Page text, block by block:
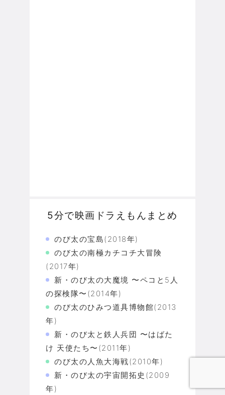
5分で映画ドラえもんまとめ
のび太の宝島(2018年)
のび太の南極カチコチ大冒険
(2017年)
新・のび太の大魔境 〜ペコと5人
の探検隊〜(2014年)
のび太のひみつ道具博物館(2013
年)
新・のび太と鉄人兵団 〜はばた
け 天使たち〜(2011年)
のび太の人魚大海戦(2010年)
新・のび太の宇宙開拓史(2009
年)